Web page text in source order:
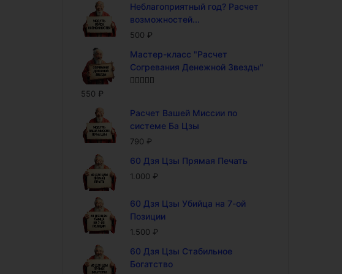
Неблагоприятный год? Расчет
возможностей...
500 ₽
Мастер-класс "Расчет
Согревания Денежной Звезды"
550 ₽
Расчет Вашей Миссии по
системе Ба Цзы
790 ₽
60 Дзя Цзы Прямая Печать
1.000 ₽
60 Дзя Цзы Убийца на 7-ой
Позиции
1.500 ₽
60 Дзя Цзы Стабильное
Богатство